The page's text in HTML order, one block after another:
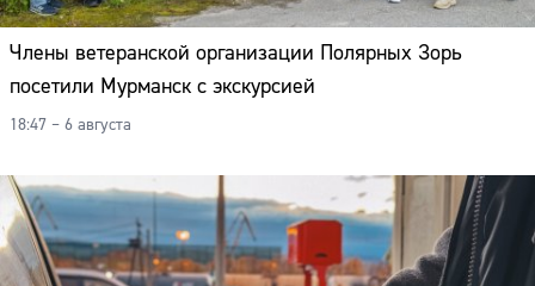
Члены ветеранской организации Полярных Зорь
посетили Мурманск с экскурсией
18:47 – 6 августа